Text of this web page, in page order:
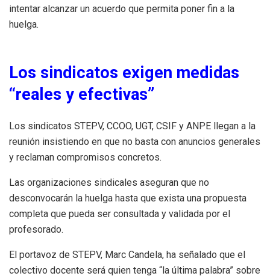
intentar alcanzar un acuerdo que permita poner fin a la
huelga.
Los sindicatos exigen medidas
“reales y efectivas”
Los sindicatos STEPV, CCOO, UGT, CSIF y ANPE llegan a la
reunión insistiendo en que no basta con anuncios generales
y reclaman compromisos concretos.
Las organizaciones sindicales aseguran que no
desconvocarán la huelga hasta que exista una propuesta
completa que pueda ser consultada y validada por el
profesorado.
El portavoz de STEPV, Marc Candela, ha señalado que el
colectivo docente será quien tenga “la última palabra” sobre